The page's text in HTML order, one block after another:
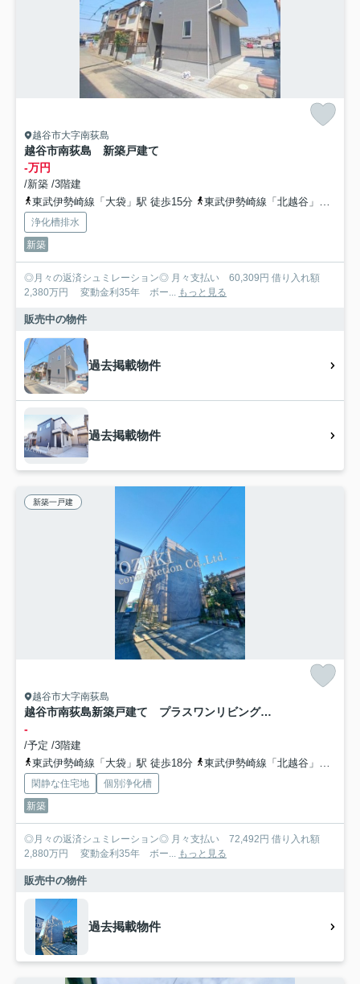
越谷市大字南荻島
越谷市南荻島 新築戸建て
-万円
/新築 /3階建
東武伊勢崎線「大袋」駅 徒歩15分
東武伊勢崎線「北越谷」駅 徒歩30分
浄化槽排水
新築
◎月々の返済シュミレーション◎ 月々支払い 60,309円 借り入れ額
2,380万円 変動金利35年 ボー... もっと見る
販売中の物件
過去掲載物件
過去掲載物件
新築一戸建
越谷市大字南荻島
越谷市南荻島新築戸建て プラスワンリビングのある家
-
/予定 /3階建
東武伊勢崎線「大袋」駅 徒歩18分
東武伊勢崎線「北越谷」駅 徒歩26分
閑静な住宅地
個別浄化槽
新築
◎月々の返済シュミレーション◎ 月々支払い 72,492円 借り入れ額
2,880万円 変動金利35年 ボー... もっと見る
販売中の物件
過去掲載物件